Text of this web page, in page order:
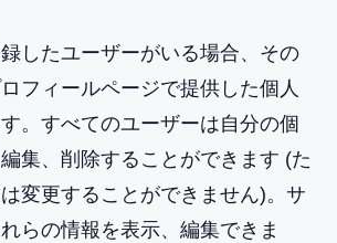
したユーザーがいる場合、その
フィールページで提供した個人
。すべてのユーザーは自分の個
集、削除することができます (た
変更することができません)。サ
らの情報を表示、編集できま